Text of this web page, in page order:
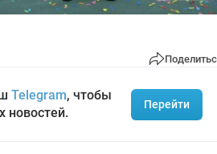
Telegram, чтобы
новостей.
Перейти